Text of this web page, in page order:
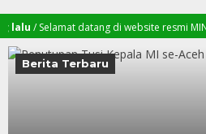
/ Selamat datang di website resmi MIN
Berita Terbaru